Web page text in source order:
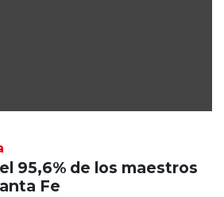
95,6% de los maestros
Fe